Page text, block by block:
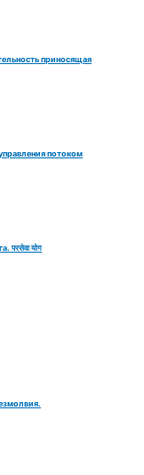
приносящая
потоком
योग